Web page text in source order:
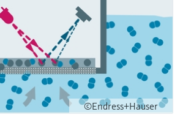
©Endress+Hauser